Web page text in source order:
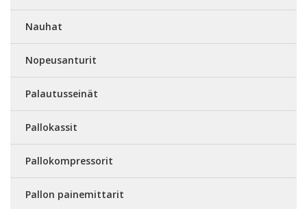
Nauhat
Nopeusanturit
Palautusseinät
Pallokassit
Pallokompressorit
Pallon painemittarit